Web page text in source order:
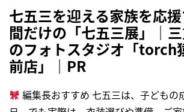
七五三を迎える家族を応
間だけの「七五三展」｜
のフォトスタジオ「torch
前店」｜PR
編集長おすすめ 七五三は、子どもの